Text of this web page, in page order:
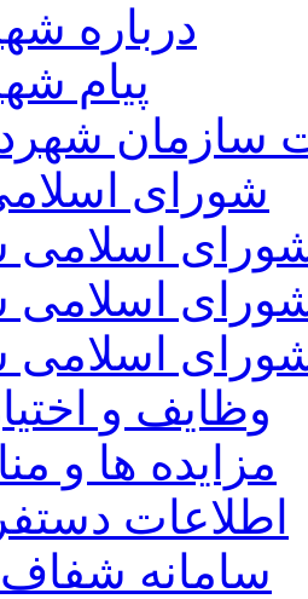
درباره
پیام
سازمان
شورای
اسلامی
اسلامی
اسلامی
وظایف و
مزایده ها و
اطلاعات
سامانه